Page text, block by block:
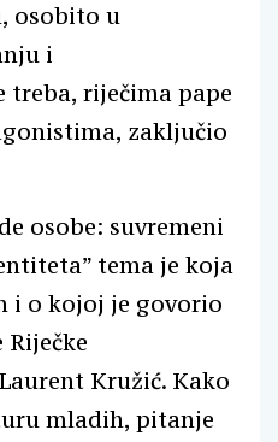
osobito u
i
riječima pape
zaključio
osobe: suvremeni
tema je koja
i o kojoj je govorio
Kružić. Kako
mladih, pitanje